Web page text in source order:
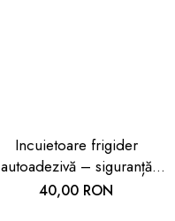
Incuietoare frigider
autoadezivă – siguranță
copii 2 buc
40,00 RON